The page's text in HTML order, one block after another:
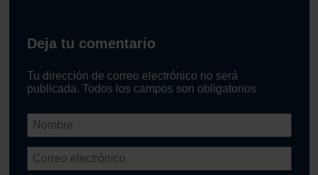
Deja tu comentario
Tu dirección de correo electrónico no será
publicada. Todos los campos son obligatorios